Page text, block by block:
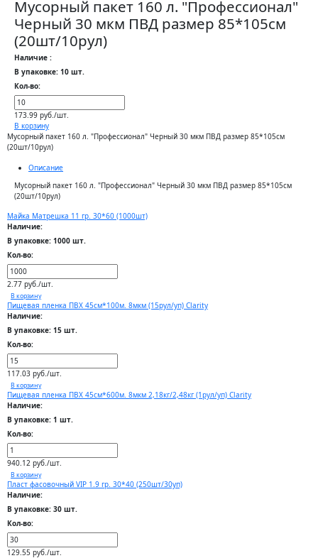
Мусорный пакет 160 л. "Профессионал"
Черный 30 мкм ПВД размер 85*105см
(20шт/10рул)
Наличие :
В упаковке: 10 шт.
Кол-во:
173.99 руб./шт.
В корзину
Мусорный пакет 160 л. "Профессионал" Черный 30 мкм ПВД размер 85*105см
(20шт/10рул)
Описание
Мусорный пакет 160 л. "Профессионал" Черный 30 мкм ПВД размер 85*105см
(20шт/10рул)
Майка Матрешка 11 гр. 30*60 (1000шт)
Наличие:
В упаковке: 1000 шт.
Кол-во:
2.77 руб./шт.
В корзину
Пищевая пленка ПВХ 45см*100м. 8мкм (15рул/уп) Clarity
Наличие:
В упаковке: 15 шт.
Кол-во:
117.03 руб./шт.
В корзину
Пищевая пленка ПВХ 45см*600м. 8мкм 2,18кг/2,48кг (1рул/уп) Clarity
Наличие:
В упаковке: 1 шт.
Кол-во:
940.12 руб./шт.
В корзину
Пласт фасовочный VIP 1.9 гр. 30*40 (250шт/30уп)
Наличие:
В упаковке: 30 шт.
Кол-во:
129.55 руб./шт.